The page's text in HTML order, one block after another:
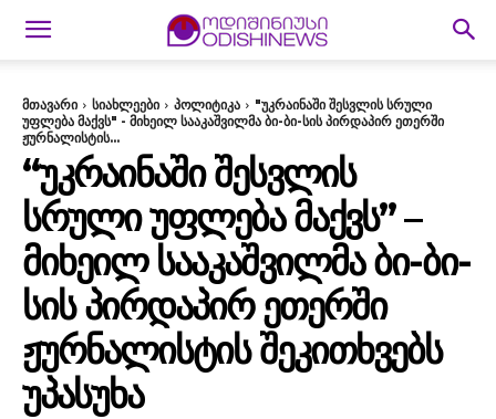
მთავარი სიახლეები პოლიტიკა
"უკრაინაში შესვლის სრული
უფლება მაქვს" - მიხეილ სააკაშვილმა ბი-ბი-სის პირდაპირ ეთერში
ჟურნალისტის...
“ᲣᲙᲠᲐᲘᲜᲐᲨᲘ ᲨᲔᲡᲕᲚᲘᲡ
ᲡᲠᲣᲚᲘ ᲣᲤᲚᲔᲑᲐ ᲛᲐᲥᲕᲡ” –
ᲛᲘᲮᲔᲘᲚ ᲡᲐᲐᲙᲐᲨᲕᲘᲚᲛᲐ ᲑᲘ-ᲑᲘ-
ᲡᲘᲡ ᲞᲘᲠᲓᲐᲞᲘᲠ ᲔᲗᲔᲠᲨᲘ
ᲟᲣᲠᲜᲐᲚᲘᲡᲢᲘᲡ ᲨᲔᲙᲘᲗᲮᲕᲔᲑᲡ
ᲣᲞᲐᲡᲣᲮᲐ